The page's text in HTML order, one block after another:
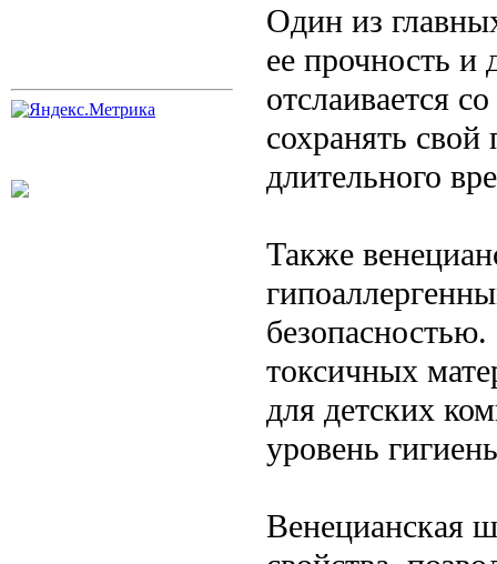
Один из
ее прочность и
отслаивается
сохранять
длительного
Также
токсичных
для детских
уровень
Венецианская